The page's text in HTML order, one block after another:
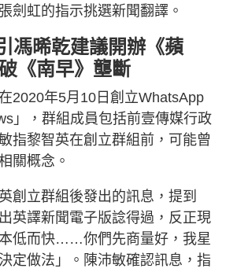
劍虹的指示挑選新聞翻譯。
馮晞乾建議開辦《蘋
《南早》壟斷
2020年5月10日創立WhatsApp
」，群組成員包括前壹傳媒行政
指黎智英在創立群組前，可能曾
關概念。
創立群組後發出的訊息，提到
英譯新聞電子版諗得過，反正現
低而快……你們先商量好，我星
定做法」。陳沛敏確認訊息，指